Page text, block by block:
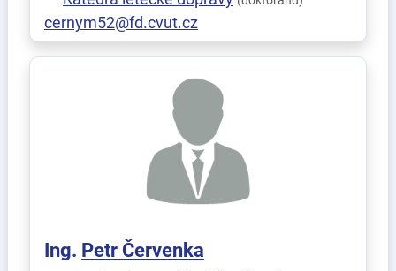
cernym52@fd.cvut.cz
Ing. Petr Červenka